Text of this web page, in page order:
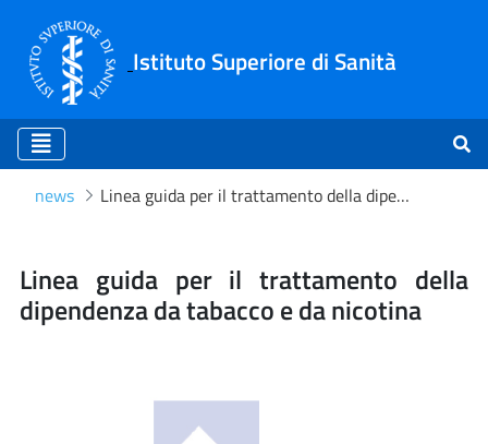
Istituto Superiore di Sanità
news Linea guida per il trattamento della dipendenza da tabacco e da nicotina
Linea guida per il
Linea guida per il trattamento della
dipendenza da tabacco e da nicotina